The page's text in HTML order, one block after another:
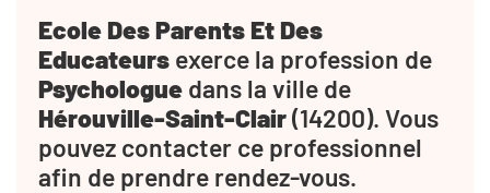
Ecole Des Parents Et Des
Educateurs exerce la profession de
Psychologue dans la ville de
Hérouville-Saint-Clair(14200). Vous
pouvez contacter ce professionnel
afin de prendre rendez-vous.